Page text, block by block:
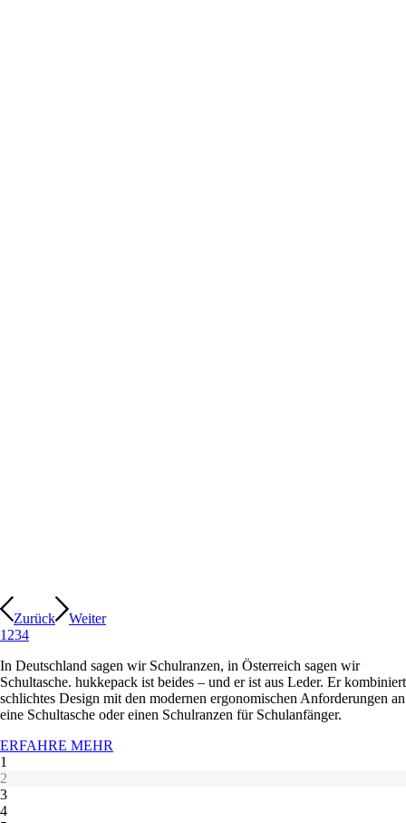
Zurück
Weiter
1 234
In Deutschland sagen wir Schulranzen, in Österreich sagen wir
Schultasche. hukkepack ist beides – und er ist aus Leder. Er kombiniert
schlichtes Design mit den modernen ergonomischen Anforderungen an
eine Schultasche oder einen Schulranzen für Schulanfänger.
ERFAHRE MEHR
1
2
3
4